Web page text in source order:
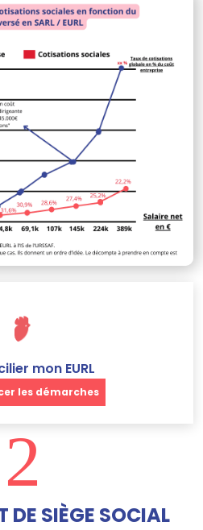
mon EURL
les démarches
2
DE SIÈGE SOCIAL